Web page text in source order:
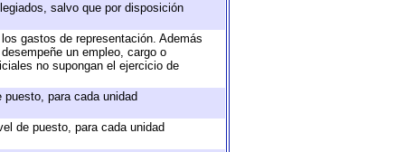
salvo que por disposición
gastos de representación. Además
un empleo, cargo o
no supongan el ejercicio de
para cada unidad
de puesto, para cada unidad